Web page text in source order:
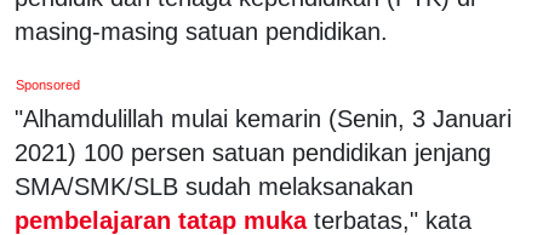
masing-masing satuan pendidikan.
Sponsored
"Alhamdulillah mulai kemarin (Senin, 3 Januari
2021) 100 persen satuan pendidikan jenjang
SMA/SMK/SLB sudah melaksanakan
pembelajaran tatap muka terbatas," kata